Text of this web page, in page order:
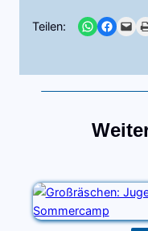
Teilen: Share on WhatsApp
Share onEmail this